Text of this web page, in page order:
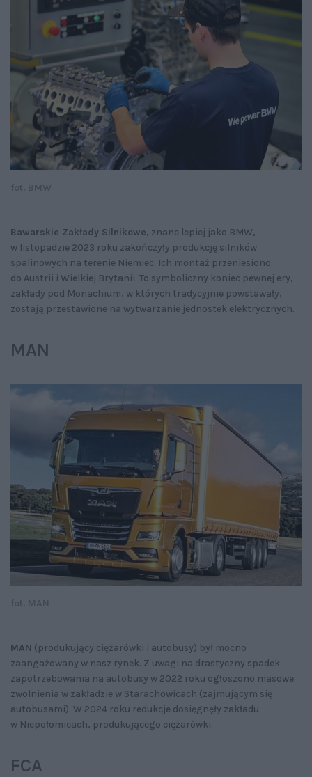
Bawarskie Zakłady Silnikowe, znane lepiej jako BMW,
w listopadzie 2023 roku zakończyły produkcję silników
spalinowych na terenie Niemiec. Ich montaż przeniesiono
do Austrii i Wielkiej Brytanii. To symboliczny koniec pewnej ery,
zakłady pod Monachium, w których tradycyjnie powstawały,
zostają przestawione na wytwarzanie jednostek elektrycznych.
MAN
MAN (produkujący ciężarówki i autobusy) był mocno
zaangażowany w nasz rynek. Z uwagi na drastyczny spadek
zapotrzebowania na autobusy w 2022 roku ogłoszono masowe
zwolnienia w zakładzie w Starachowicach (zajmującym się
autobusami). W 2024 roku redukcje dosięgnęły zakładu
w Niepołomicach, produkującego ciężarówki.
FCA